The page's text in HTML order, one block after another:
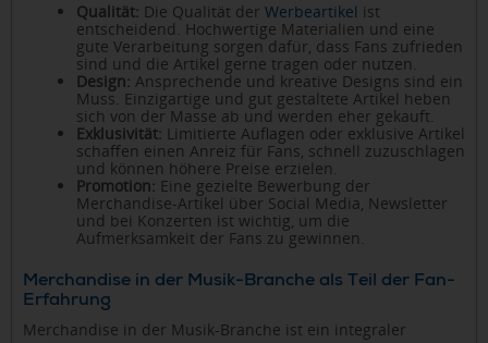
Qualität: Die Qualität der Werbeartikel ist
entscheidend. Hochwertige Materialien und eine
gute Verarbeitung sorgen dafür, dass Fans zufrieden
sind und die Artikel gerne tragen oder nutzen.
Design: Ansprechende und kreative Designs sind ein
Muss. Einzigartige und gut gestaltete Artikel heben
sich von der Masse ab und werden eher gekauft.
Exklusivität: Limitierte Auflagen oder exklusive Artikel
schaffen einen Anreiz für Fans, schnell zuzuschlagen
und können höhere Preise erzielen.
Promotion: Eine gezielte Bewerbung der
Merchandise-Artikel über Social Media, Newsletter
und bei Konzerten ist wichtig, um die
Aufmerksamkeit der Fans zu gewinnen.
Merchandise in der Musik-Branche als Teil der Fan-
Erfahrung
Merchandise in der Musik-Branche ist ein integraler